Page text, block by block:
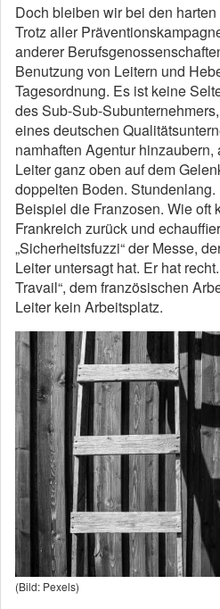
Doch bleiben wir bei den
Trotz aller
anderer
Benutzung von Leitern und
Tagesordnung. Es ist keine
des Sub-Sub-
eines deutschen
namhaften Agentur hinzaubern,
Leiter ganz oben auf dem
doppelten Boden.
Beispiel die Franzosen. Wie oft
Frankreich zurück und
„Sicherheitsfuzzi“ der Messe,
Leiter untersagt hat. Er hat
Travail“, dem französischen
Leiter kein Arbeitsplatz.
(Bild: Pexels)